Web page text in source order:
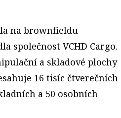
na brownfieldu
společnost VCHD Cargo.
a skladové plochy
16 tisíc čtverečních
a 50 osobních